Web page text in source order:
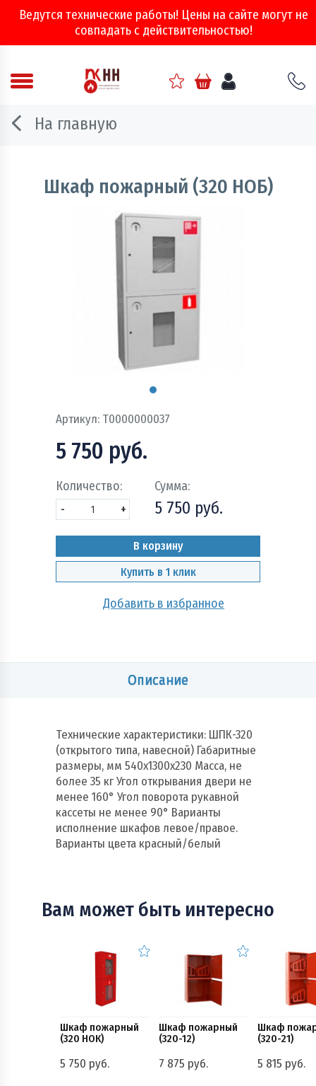
Ведутся технические работы! Цены на сайте могут не
совпадать с действительностью!
Аварийно - спасательное оборудование
Двери, ворота и люки противопожарные
Информационно-справочная литература
Обеспечение эвакуации, знаки безопасности
Огнебиозащитные составы
Пожарно - охранная сигнализация и системы
оповещения при пожаре
Рукава пожарные
Средства защиты и безопасность труда
Шкафы, щиты пожарные и инвентарь
На главную
Шкаф пожарный (320 НОБ)
Артикул: Т0000000037
5 750 руб.
Количество:
- +
Сумма:
5 750 руб.
В корзину
Купить в 1 клик
Добавить в избранное
Описание
Технические характеристики: ШПК-320
(открытого типа, навесной) Габаритные
размеры, мм 540x1300x230 Масса, не
более 35 кг Угол открывания двери не
менее 160° Угол поворота рукавной
кассеты не менее 90° Варианты
исполнение шкафов левое/правое.
Варианты цвета красный/белый
Вам может быть интересно
Шкаф пожарный
(320 НОК)
5 750 руб.
Шкаф пожарный
(320-12)
7 875 руб.
Шкаф
(320-21)
5 815 руб.